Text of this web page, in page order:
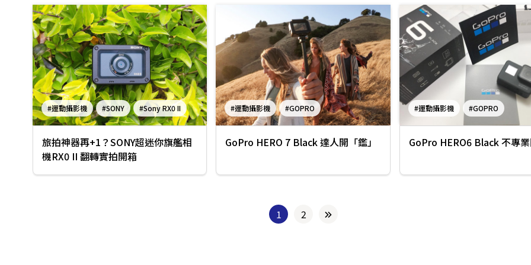
#運動攝影機 #SONY
#Sony RX0 II
#迷你隨身相機
旅拍神器再+1？SONY超迷你旗艦相
機RX0 II 翻轉實拍開箱
#運動攝影機
#GOPRO
#GoPro HERO 7 Black
GoPro HERO 7 Black 達人開「鑑」
#運動攝影機 #GOPRO
GoPro HERO6 Black 不專
1 2